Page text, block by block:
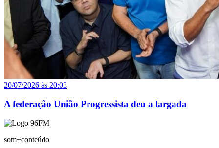
20/07/2026 às 20:03
A federação União Progressista deu a largada
som+conteúdo